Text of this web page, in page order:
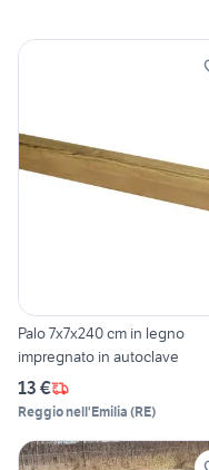
Palo 7x7x240 cm in legno
impregnato in autoclave
13 €
Reggio nell'Emilia (RE)